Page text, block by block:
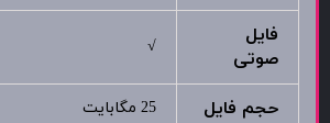
فایل
صوتی
√
حجم فایل 25 مگابایت